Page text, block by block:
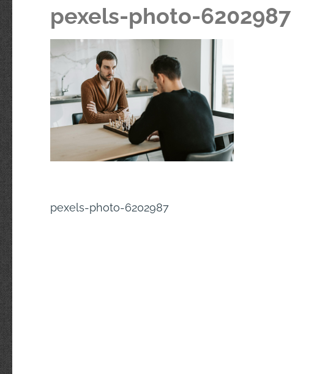
pexels-photo-6202987
Navigation
pexels-photo-6202987